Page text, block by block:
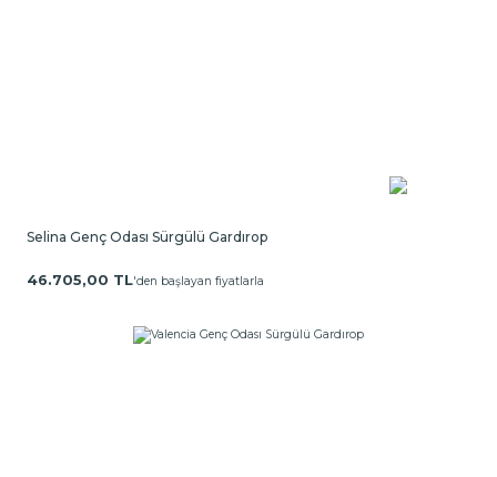
Selina Genç Odası Sürgülü Gardırop
46.705,00 TL'den başlayan fiyatlarla